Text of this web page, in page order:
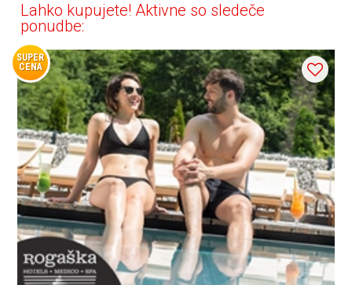
Lahko kupujete! Aktivne so sledeče
ponudbe:
SUPER
CENA